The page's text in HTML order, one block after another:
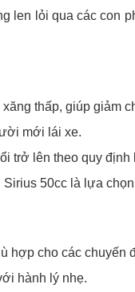
len lỏi qua các con
thấp, giúp giảm
mới lái xe.
trở lên theo quy định
Sirius 50cc là lựa
hợp cho các
hành lý nhẹ.